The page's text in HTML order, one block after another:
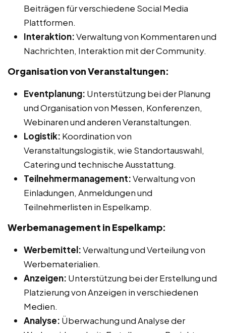
Beiträgen für verschiedene Social Media
Plattformen.
Interaktion:Verwaltung von Kommentaren und
Nachrichten, Interaktion mit der Community.
Organisation von Veranstaltungen:
Eventplanung: Unterstützung bei der Planung
und Organisation von Messen, Konferenzen,
Webinaren und anderen Veranstaltungen.
Logistik: Koordination von
Veranstaltungslogistik, wie Standortauswahl,
Catering und technische Ausstattung.
Teilnehmermanagement:Verwaltung von
Einladungen, Anmeldungen und
Teilnehmerlisten in Espelkamp.
Werbemanagement in Espelkamp:
Werbemittel:Verwaltung und Verteilung von
Werbematerialien.
Anzeigen: Unterstützung bei der Erstellung und
Platzierung von Anzeigen in verschiedenen
Medien.
Analyse: Überwachung und Analyse der